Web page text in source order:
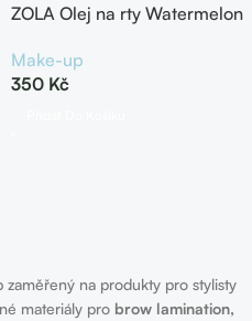
ZOLA Olej na rty Watermelon
Make-up
350 Kč
na produkty pro stylisty
materiály pro brow lamination,